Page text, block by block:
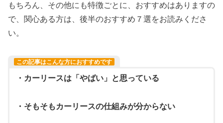
もちろん、その他にも特徴ごとに、おすすめはありますの
で、関心ある方は、後半のおすすめ７選をお読みくださ
い。
この記事はこんな方におすすめです
・カーリースは「やばい」と思っている
・そもそもカーリースの仕組みが分からない